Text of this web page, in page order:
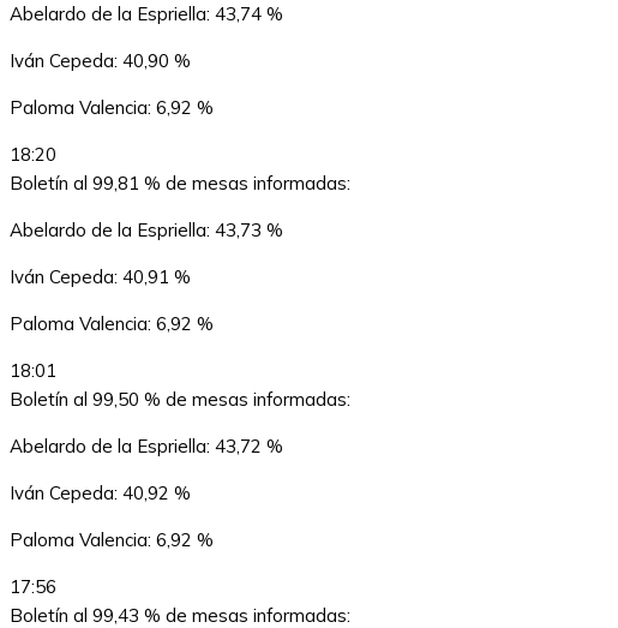
Abelardo de la Espriella: 43,74 %
Iván Cepeda: 40,90 %
Paloma Valencia: 6,92 %
18:20
Boletín al 99,81 % de mesas informadas:
Abelardo de la Espriella: 43,73 %
Iván Cepeda: 40,91 %
Paloma Valencia: 6,92 %
18:01
Boletín al 99,50 % de mesas informadas:
Abelardo de la Espriella: 43,72 %
Iván Cepeda: 40,92 %
Paloma Valencia: 6,92 %
17:56
Boletín al 99,43 % de mesas informadas: